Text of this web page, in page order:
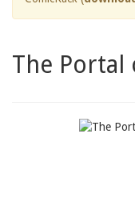
The Portal